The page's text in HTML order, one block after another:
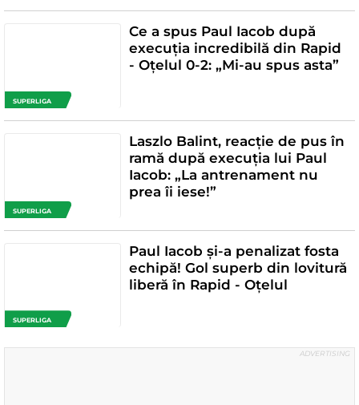
SUPERLIGA
Ce a spus Paul Iacob după
execuția incredibilă din Rapid
- Oțelul 0-2: „Mi-au spus asta”
SUPERLIGA
Laszlo Balint, reacție de pus în
ramă după execuția lui Paul
Iacob: „La antrenament nu
prea îi iese!”
SUPERLIGA
Paul Iacob și-a penalizat fosta
echipă! Gol superb din lovitură
liberă în Rapid - Oțelul